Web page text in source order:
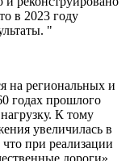
в 2023 году
"
на региональных и
годах прошлого
К тому
увеличилась в
при реализации
дороги»